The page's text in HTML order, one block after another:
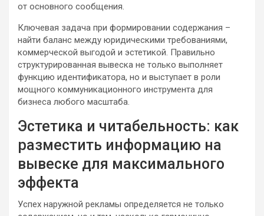
от основного сообщения.
Ключевая задача при формировании содержания –
найти баланс между юридическими требованиями,
коммерческой выгодой и эстетикой. Правильно
структурированная вывеска не только выполняет
функцию идентификатора, но и выступает в роли
мощного коммуникационного инструмента для
бизнеса любого масштаба.
Эстетика и читабельность: как
разместить информацию на
вывеске для максимального
эффекта
Успех наружной рекламы определяется не только